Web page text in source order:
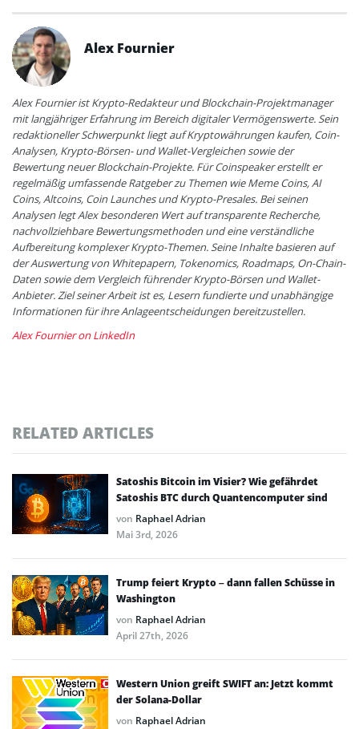
Alex Fournier
Alex Fournier ist Krypto-Redakteur und Blockchain-Projektmanager
mit langjähriger Erfahrung im Bereich digitaler Vermögenswerte. Sein
redaktioneller Schwerpunkt liegt auf Kryptowährungen kaufen, Coin-
Analysen, Krypto-Börsen- und Wallet-Vergleichen sowie der
Bewertung neuer Blockchain-Projekte. Für Coinspeaker erstellt er
regelmäßig umfassende Ratgeber zu Themen wie Meme Coins, AI
Coins, Altcoins, Coin Launches und Krypto-Presales. Bei seinen
Analysen legt Alex besonderen Wert auf transparente Recherche,
nachvollziehbare Bewertungsmethoden und eine verständliche
Aufbereitung komplexer Krypto-Themen. Seine Inhalte basieren auf
der Auswertung von Whitepapern, Tokenomics, Roadmaps, On-Chain-
Daten sowie dem Vergleich führender Krypto-Börsen und Wallet-
Anbieter. Ziel seiner Arbeit ist es, Lesern fundierte und unabhängige
Informationen für ihre Anlageentscheidungen bereitzustellen.
Alex Fournier on LinkedIn
RELATED ARTICLES
Satoshis Bitcoin im Visier? Wie gefährdet
Satoshis BTC durch Quantencomputer sind
von Raphael Adrian
Mai 3rd, 2026
Trump feiert Krypto – dann fallen Schüsse in
Washington
von Raphael Adrian
April 27th, 2026
Western Union greift SWIFT an: Jetzt kommt
der Solana-Dollar
von Raphael Adrian